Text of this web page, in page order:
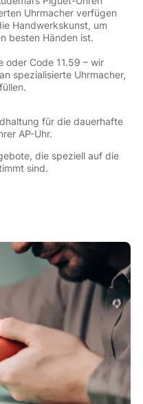
Uhrmacher verfügen
Handwerkskunst, um
besten Händen ist.
oder Code 11.59 – wir
spezialisierte Uhrmacher,
für die dauerhafte
AP-Uhr.
die speziell auf die
sind.